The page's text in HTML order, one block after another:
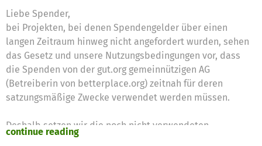
Liebe Spender,
bei Projekten, bei denen Spendengelder über einen
langen Zeitraum hinweg nicht angefordert wurden, sehen
das Gesetz und unsere Nutzungsbedingungen vor, dass
die Spenden von der gut.org gemeinnützigen AG
(Betreiberin von betterplace.org) zeitnah für deren
satzungsmäßige Zwecke verwendet werden müssen.
Deshalb setzen wir die noch nicht verwendeten
Spendengelder für diese Zwecke ein
continue reading